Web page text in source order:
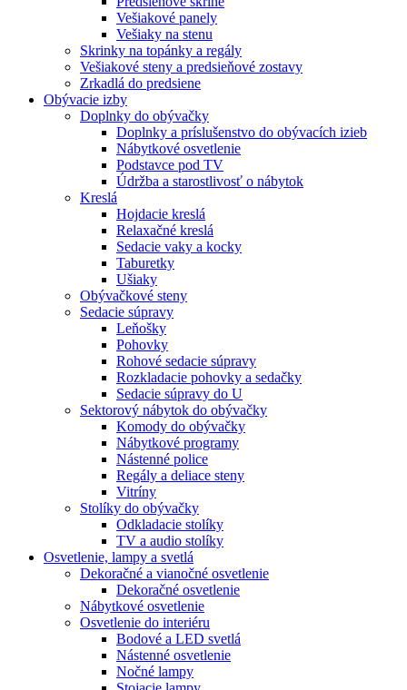
Vešiakové panely
Vešiaky na stenu
Skrinky na topánky a regály
Vešiakové steny a predsieňové zostavy
Zrkadlá do predsiene
Obývacie izby
Doplnky do obývačky
Doplnky a príslušenstvo do obývacích izieb
Nábytkové osvetlenie
Podstavce pod TV
Údržba a starostlivosť o nábytok
Kreslá
Hojdacie kreslá
Relaxačné kreslá
Sedacie vaky a kocky
Taburetky
Ušiaky
Obývačkové steny
Sedacie súpravy
Leňošky
Pohovky
Rohové sedacie súpravy
Rozkladacie pohovky a sedačky
Sedacie súpravy do U
Sektorový nábytok do obývačky
Komody do obývačky
Nábytkové programy
Nástenné police
Regály a deliace steny
Vitríny
Stolíky do obývačky
Odkladacie stolíky
TV a audio stolíky
Osvetlenie, lampy a svetlá
Dekoračné a vianočné osvetlenie
Dekoračné osvetlenie
Nábytkové osvetlenie
Osvetlenie do interiéru
Bodové a LED svetlá
Nástenné osvetlenie
Nočné lampy